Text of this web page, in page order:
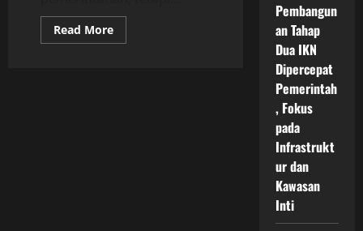
Read MoreRead
more
Pembangun
an Tahap
Dua IKN
Dipercepat
Pemerintah
, Fokus
pada
Infrastrukt
ur dan
Kawasan
Inti